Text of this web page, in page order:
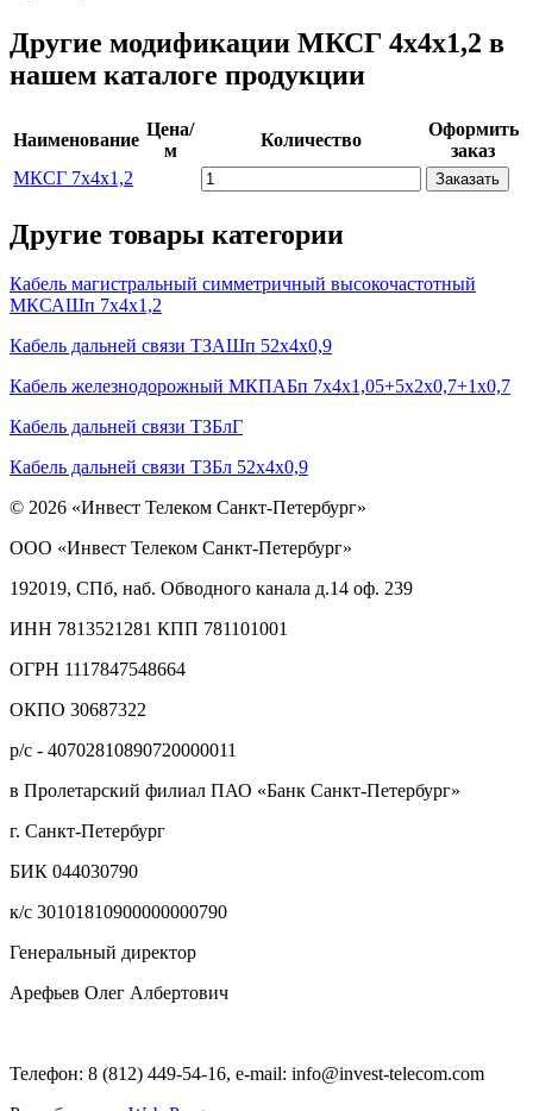
Другие модификации МКСГ 4х4х1,2 в
нашем каталоге продукции
Наименование
Цена/
м
Количество
Оформить
заказ
МКСГ 7х4х1,2
Заказать
Другие товары категории
Кабель магистральный симметричный высокочастотный
МКСАШп 7х4х1,2
Кабель дальней связи ТЗАШп 52х4х0,9
Кабель железнодорожный МКПАБп 7х4х1,05+5х2х0,7+1х0,7
Кабель дальней связи ТЗБлГ
Кабель дальней связи ТЗБл 52х4х0,9
© 2026 «Инвест Телеком Санкт-Петербург»
ООО «Инвест Телеком Санкт-Петербург»
192019, СПб, наб. Обводного канала д.14 оф. 239
ИНН 7813521281 КПП 781101001
ОГРН 1117847548664
ОКПО 30687322
р/с - 40702810890720000011
в Пролетарский филиал ПАО «Банк Санкт-Петербург»
г. Санкт-Петербург
БИК 044030790
к/с 30101810900000000790
Генеральный директор
Арефьев Олег Албертович
Телефон: 8 (812) 449-54-16, e-mail: info@invest-telecom.com